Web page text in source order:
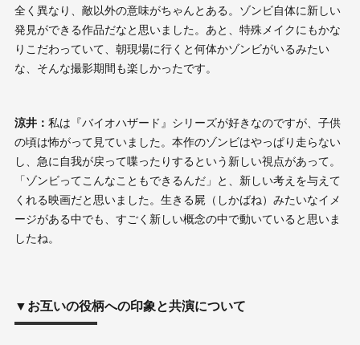
全く異なり、敵以外の意味がちゃんとある。ゾンビ自体に新しい
発見ができる作品だなと思いました。あと、特殊メイクにもかな
りこだわっていて、朝現場に行くと何体かゾンビがいるみたい
な、そんな撮影期間も楽しかったです。
涼井： 私は『バイオハザード』シリーズが好きなのですが、子供
の頃は怖がって見ていました。本作のゾンビはやっぱり走らない
し、急に自我が戻って喋ったりするという新しい視点があって。
「ゾンビってこんなこともできるんだ」と、新しい考えを与えて
くれる映画だと思いました。生きる屍（しかばね）みたいなイメ
ージがある中でも、すごく新しい概念の中で動いていると思いま
したね。
▼お互いの役柄への印象と共演について